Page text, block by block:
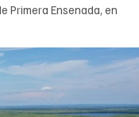
Primera Ensenada, en